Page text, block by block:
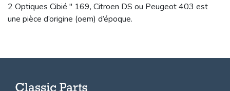
2 Optiques Cibié " 169, Citroen DS ou Peugeot 403 est
une pièce d’origine (oem) d’époque.